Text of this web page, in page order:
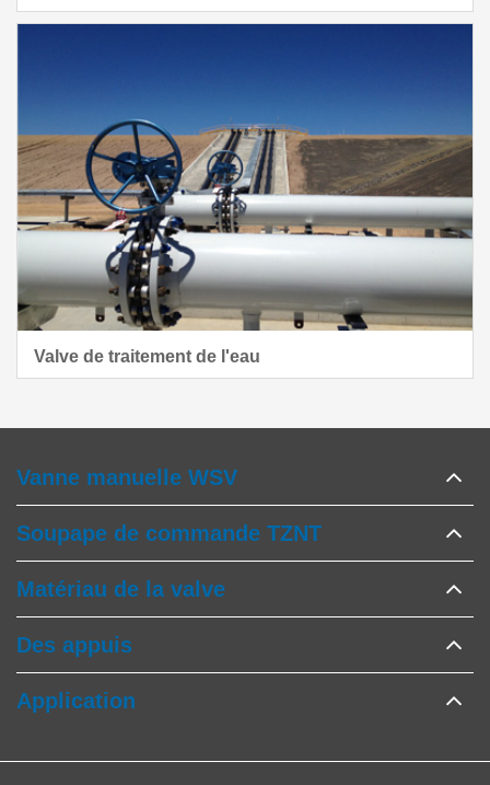
Valve de traitement de l'eau
Vanne manuelle WSV
Soupape de commande TZNT
Matériau de la valve
Des appuis
Application